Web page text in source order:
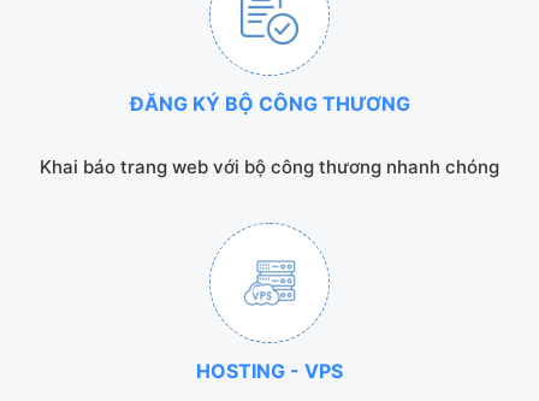
ĐĂNG KÝ BỘ CÔNG THƯƠNG
Khai báo trang web với bộ công thương nhanh chóng
HOSTING - VPS